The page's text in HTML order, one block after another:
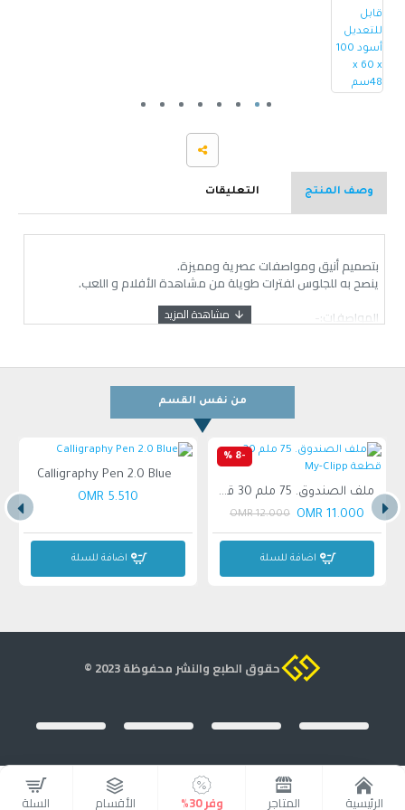
وصف المنتج التعليقات
بتصميم أنيق ومواصفات عصرية ومميزة.
ينصح به للجلوس لفترات طويلة من مشاهدة الأفلام و اللعب.
المواصفات:-
-يميل الكرسي بزاوية من ٩٠ -١٥٥ درجة
- حاملة الأكواب و المشروبات
الألوان:
- الأبيض/ الأزرق
من نفس القسم
-8 %
ملف الصندوق. 75 ملم 30 قطعة My-Clipp
11.000 OMR
12.000 OMR
اضافة للسلة
Calligraphy Pen 2.0 Blue
5.510 OMR
اضافة للسلة
حقوق الطبع والنشر محفوظة 2023 ©
الرئيسية المتاجر وفر 30% الأقسام السلة